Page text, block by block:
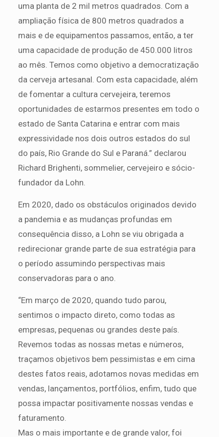
uma planta de 2 mil metros quadrados. Com a
ampliação física de 800 metros quadrados a
mais e de equipamentos passamos, então, a ter
uma capacidade de produção de 450.000 litros
ao mês. Temos como objetivo a democratização
da cerveja artesanal. Com esta capacidade, além
de fomentar a cultura cervejeira, teremos
oportunidades de estarmos presentes em todo o
estado de Santa Catarina e entrar com mais
expressividade nos dois outros estados do sul
do país, Rio Grande do Sul e Paraná.” declarou
Richard Brighenti, sommelier, cervejeiro e sócio-
fundador da Lohn.
Em 2020, dado os obstáculos originados devido
a pandemia e as mudanças profundas em
consequência disso, a Lohn se viu obrigada a
redirecionar grande parte de sua estratégia para
o período assumindo perspectivas mais
conservadoras para o ano.
“Em março de 2020, quando tudo parou,
sentimos o impacto direto, como todas as
empresas, pequenas ou grandes deste país.
Revemos todas as nossas metas e números,
traçamos objetivos bem pessimistas e em cima
destes fatos reais, adotamos novas medidas em
vendas, lançamentos, portfólios, enfim, tudo que
possa impactar positivamente nossas vendas e
faturamento.
Mas o mais importante e de grande valor, foi